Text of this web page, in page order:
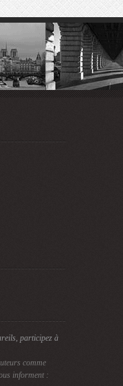
participez à
comme
informent :